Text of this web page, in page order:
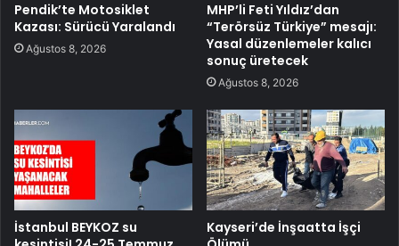
Pendik’te Motosiklet
Kazası: Sürücü Yaralandı
Ağustos 8, 2026
MHP’li Feti Yıldız’dan
“Terörsüz Türkiye” mesajı:
Yasal düzenlemeler kalıcı
sonuç üretecek
Ağustos 8, 2026
İstanbul BEYKOZ su
Kayseri’de İnşaatta İşçi